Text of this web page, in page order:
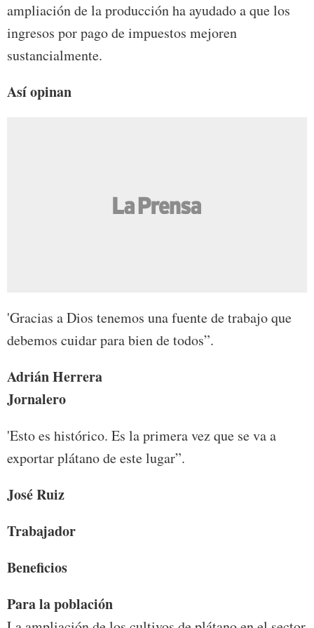
ampliación de la producción ha ayudado a que los
ingresos por pago de impuestos mejoren
sustancialmente.
Así opinan
'Gracias a Dios tenemos una fuente de trabajo que
debemos cuidar para bien de todos”.
Adrián Herrera
Jornalero
'Esto es histórico. Es la primera vez que se va a
exportar plátano de este lugar”.
José Ruiz
Trabajador
Beneficios
Para la población